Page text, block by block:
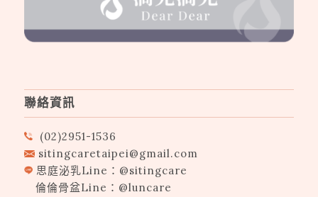
聯絡資訊
(02)2951-1536
sitingcaretaipei@gmail.com
思庭泌乳Line： @sitingcare
倫倫骨盆Line： @luncare